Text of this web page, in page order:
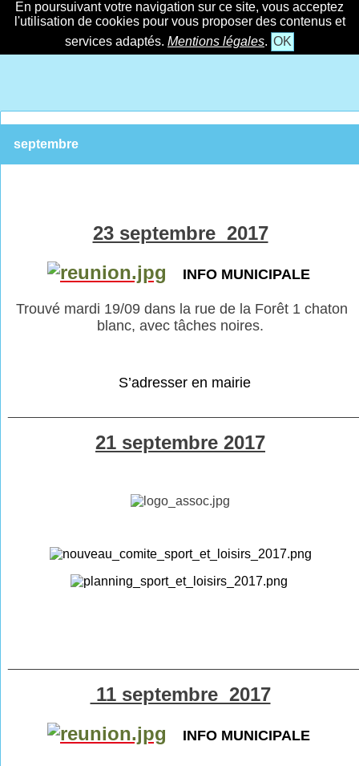
En poursuivant votre navigation sur ce site, vous acceptez
l'utilisation de cookies pour vous proposer des contenus et
services adaptés. Mentions légales. OK
septembre
23 septembre 2017
INFO MUNICIPALE
Trouvé mardi 19/09 dans la rue de la Forêt 1 chaton
blanc, avec tâches noires.
S’adresser en mairie
21 septembre 2017
11 septembre 2017
INFO MUNICIPALE